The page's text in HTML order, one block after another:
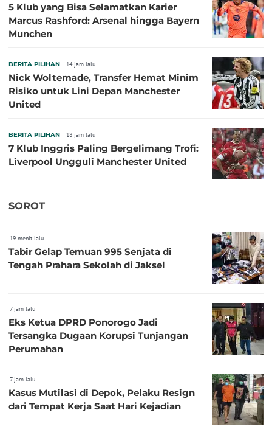
5 Klub yang Bisa Selamatkan Karier
Marcus Rashford: Arsenal hingga Bayern
Munchen
BERITA PILIHAN 14 jam lalu
Nick Woltemade, Transfer Hemat Minim
Risiko untuk Lini Depan Manchester
United
BERITA PILIHAN 18 jam lalu
7 Klub Inggris Paling Bergelimang Trofi:
Liverpool Ungguli Manchester United
SOROT
19 menit lalu
Tabir Gelap Temuan 995 Senjata di
Tengah Prahara Sekolah di Jaksel
7 jam lalu
Eks Ketua DPRD Ponorogo Jadi
Tersangka Dugaan Korupsi Tunjangan
Perumahan
7 jam lalu
Kasus Mutilasi di Depok, Pelaku Resign
dari Tempat Kerja Saat Hari Kejadian